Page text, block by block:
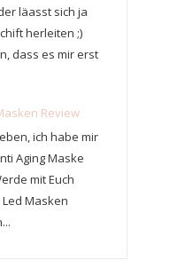
läasst sich ja
herleiten ;)
dass es mir erst
Review
ich habe mir
Aging Maske
mit Euch
Masken